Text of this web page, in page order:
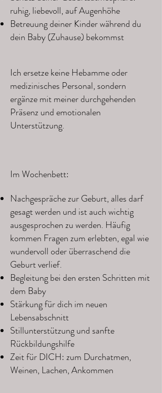
ruhig, liebevoll, auf Augenhöhe
Betreuung deiner Kinder während du
dein Baby (Zuhause) bekommst
Ich ersetze keine Hebamme oder
medizinisches Personal, sondern
ergänze mit meiner durchgehenden
Präsenz und emotionalen
Unterstützung.
Im Wochenbett:
Nachgespräche zur Geburt, alles darf
gesagt werden und ist auch wichtig
ausgesprochen zu werden. Häufig
kommen Fragen zum erlebten, egal wie
wundervoll oder überraschend die
Geburt verlief.
Begleitung bei den ersten Schritten mit
dem Baby
Stärkung für dich im neuen
Lebensabschnitt
Stillunterstützung und sanfte
Rückbildungshilfe
Zeit für DICH: zum Durchatmen,
Weinen, Lachen, Ankommen